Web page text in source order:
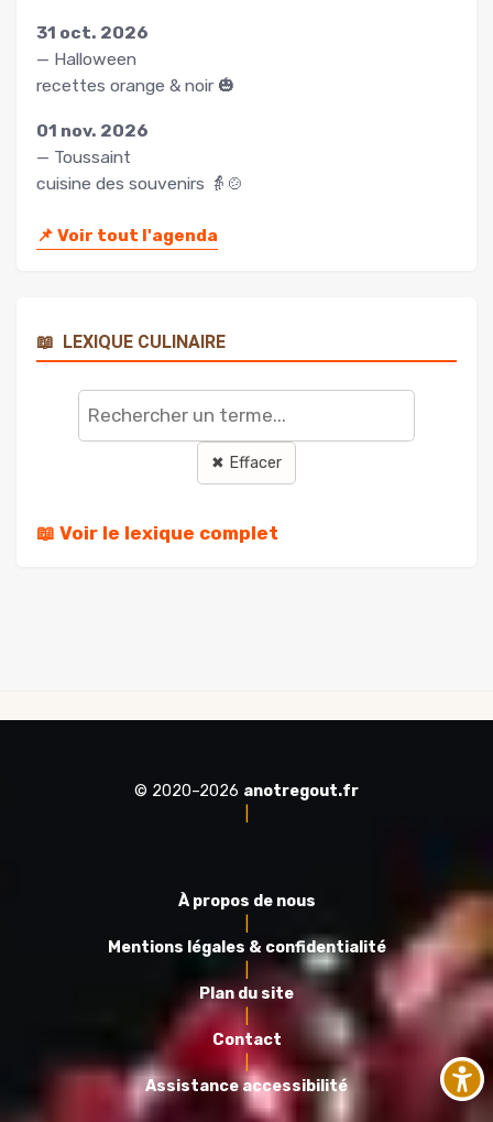
31 oct. 2026
— Halloween
recettes orange & noir 🎃
01 nov. 2026
— Toussaint
cuisine des souvenirs 👵🍲
📌 Voir tout l'agenda
📖 LEXIQUE CULINAIRE
Rechercher
terme
✖ Effacer
📖 Voir le lexique complet
© 2020–2026 anotregout.fr
À propos de nous
Mentions légales & confidentialité
Plan du site
|
Contact
|
Assistance accessibilité